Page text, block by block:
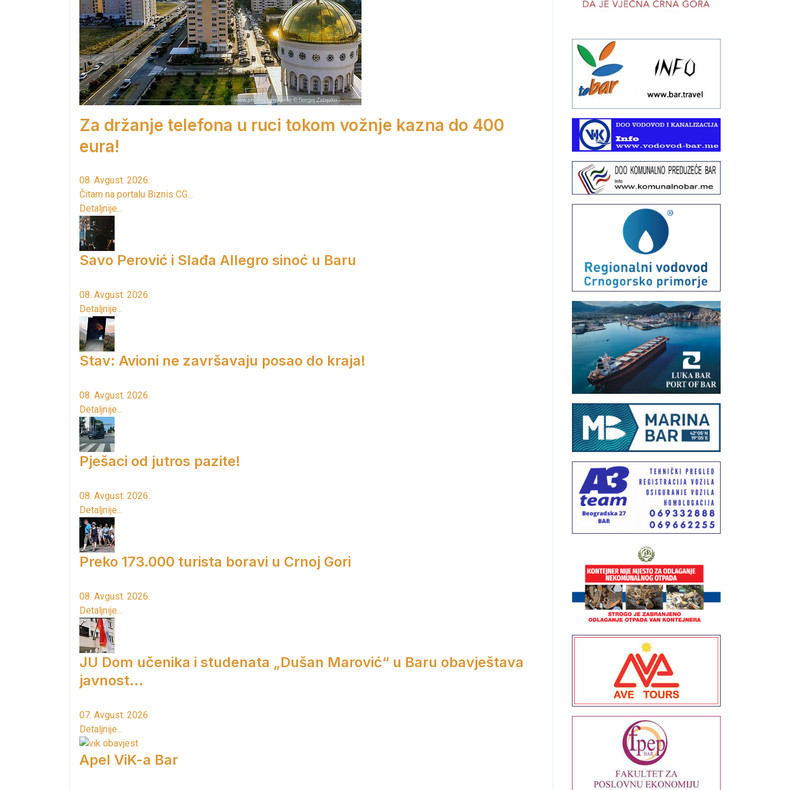
Za držanje telefona u ruci tokom vožnje kazna do 400
eura!
08. Avgust. 2026.
Čitam na portalu Biznis CG...
Detaljnije...
Savo Perović i Slađa Allegro sinoć u Baru
08. Avgust. 2026.
Detaljnije...
Stav: Avioni ne završavaju posao do kraja!
08. Avgust. 2026.
Detaljnije...
Pješaci od jutros pazite!
08. Avgust. 2026.
Detaljnije...
Preko 173.000 turista boravi u Crnoj Gori
08. Avgust. 2026.
Detaljnije...
JU Dom učenika i studenata „Dušan Marović“ u Baru obavještava
javnost...
07. Avgust. 2026.
Detaljnije...
Apel ViK-a Bar